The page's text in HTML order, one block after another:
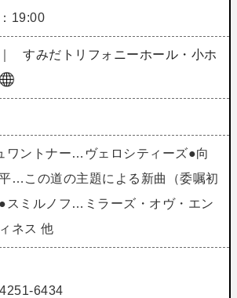
19:00
すみだトリフォニーホール・小ホ
ワントナー…ヴェロシティーズ●向
…この道の主題による新曲（委嘱初
スミルノフ…ミラーズ・オヴ・エン
ネス 他
6434